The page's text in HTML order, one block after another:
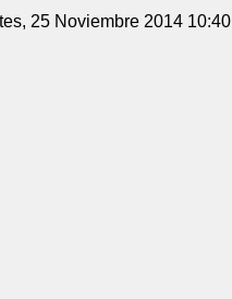
25 Noviembre 2014 10:40